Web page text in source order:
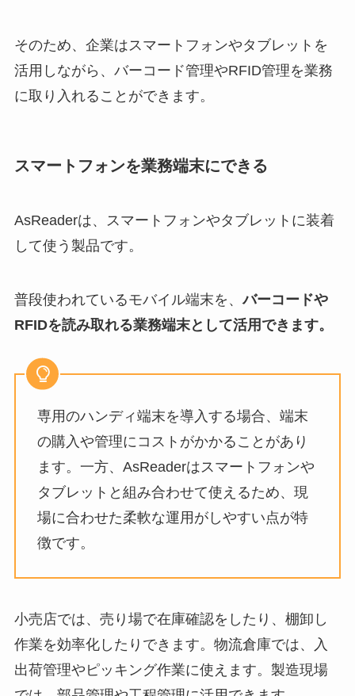
そのため、企業はスマートフォンやタブレットを
活用しながら、バーコード管理やRFID管理を業務
に取り入れることができます。
スマートフォンを業務端末にできる
AsReaderは、スマートフォンやタブレットに装着
して使う製品です。
普段使われているモバイル端末を、バーコードや
RFIDを読み取れる業務端末として活用できます。
専用のハンディ端末を導入する場合、端末
の購入や管理にコストがかかることがあり
ます。一方、AsReaderはスマートフォンや
タブレットと組み合わせて使えるため、現
場に合わせた柔軟な運用がしやすい点が特
徴です。
小売店では、売り場で在庫確認をしたり、棚卸し
作業を効率化したりできます。物流倉庫では、入
出荷管理やピッキング作業に使えます。製造現場